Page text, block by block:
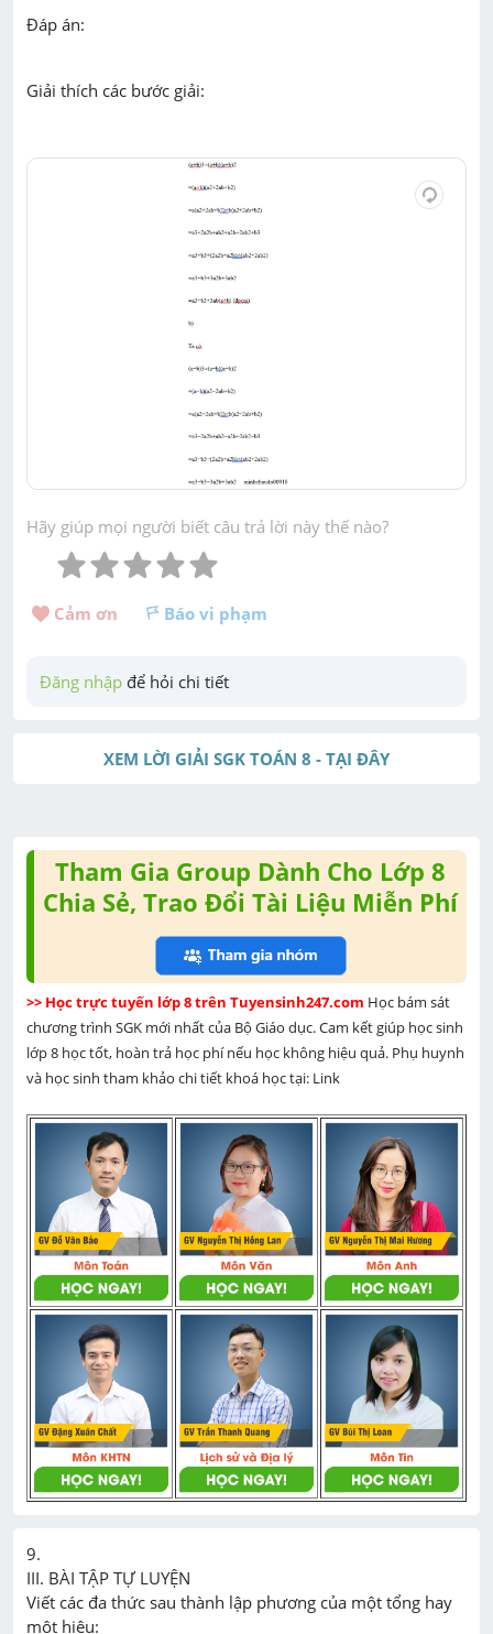
Đáp án:
Giải thích các bước giải:
Hãy giúp mọi người biết câu trả lời này thế nào?
Cảm ơn Báo vi phạm
Đăng nhập để hỏi chi tiết
XEM LỜI GIẢI SGK TOÁN 8 - TẠI ĐÂY
Tham Gia Group Dành Cho Lớp 8
Chia Sẻ, Trao Đổi Tài Liệu Miễn Phí
>> Học trực tuyến lớp 8 trên Tuyensinh247.com Học bám sát
chương trình SGK mới nhất của Bộ Giáo dục. Cam kết giúp học sinh
lớp 8 học tốt, hoàn trả học phí nếu học không hiệu quả. Phụ huynh
và học sinh tham khảo chi tiết khoá học tại: Link
9.
III. BÀI TẬP TỰ LUYỆN
Viết các đa thức sau thành lập phương của một tổng hay
một hiệu: